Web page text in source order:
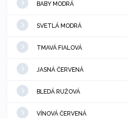
BABY MODRÁ
SVETLÁ MODRÁ
TMAVÁ FIALOVÁ
JASNÁ ČERVENÁ
BLEDÁ RUŽOVÁ
VÍNOVÁ ČERVENÁ